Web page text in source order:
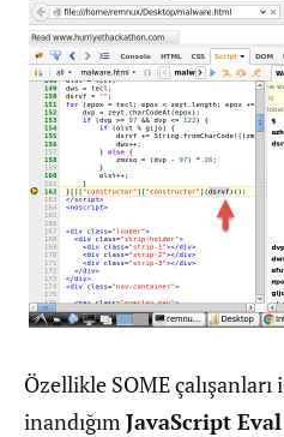
Özellikle SOME çalışanları
inandığım JavaScript